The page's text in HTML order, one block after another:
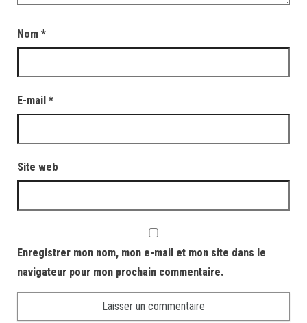
Nom *
E-mail *
Site web
Enregistrer mon nom, mon e-mail et mon site dans le
navigateur pour mon prochain commentaire.